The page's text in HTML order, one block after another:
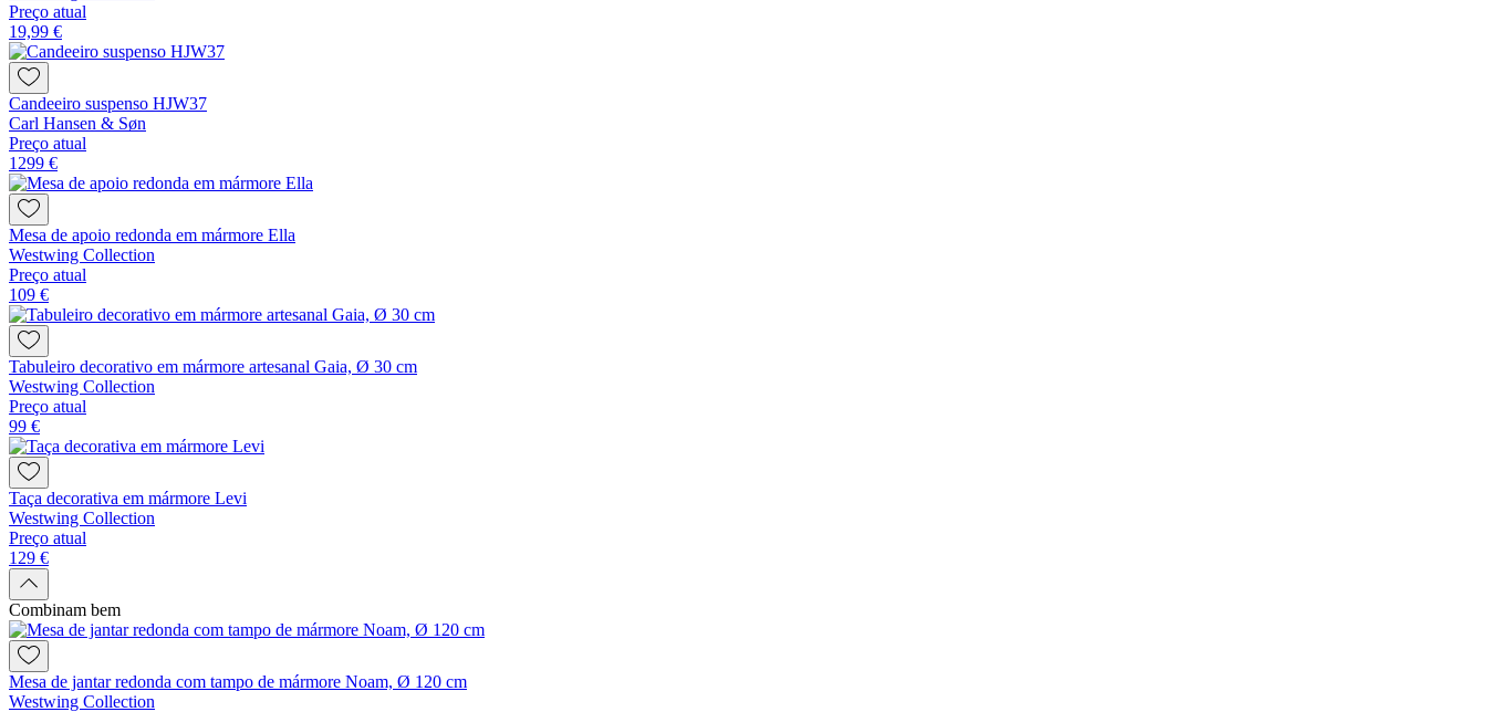
Preço atual
19,99 €
Candeeiro suspenso HJW37
Carl Hansen & Søn
Preço atual
1299 €
Mesa de apoio redonda em mármore Ella
Westwing Collection
Preço atual
109 €
Tabuleiro decorativo em mármore artesanal Gaia, Ø 30 cm
Westwing Collection
Preço atual
99 €
Taça decorativa em mármore Levi
Westwing Collection
Preço atual
129 €
Combinam bem
Mesa de jantar redonda com tampo de mármore Noam, Ø 120 cm
Westwing Collection